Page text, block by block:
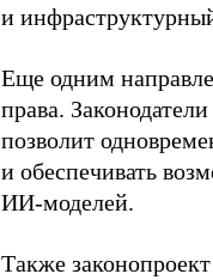
и
Еще одним
права.
позволит
и обеспечивать
ИИ-моделей.
Также